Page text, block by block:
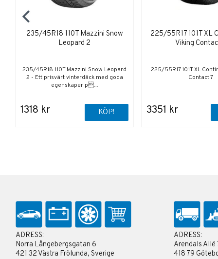
235/45R18 110T Mazzini Snow
Leopard 2
235/45R18 110T Mazzini Snow Leopard
2 - Ett prisvärt vinterdäck med goda
egenskaper p...
1318 kr KÖP!
225/55R17 101T XL
Viking
225/55R17 101T XL
Contact 7
3351 kr
ADRESS:
Norra Långebergsgatan 6
421 32 Västra Frölunda, Sverige
ADRESS:
Arendals Allé
418 79